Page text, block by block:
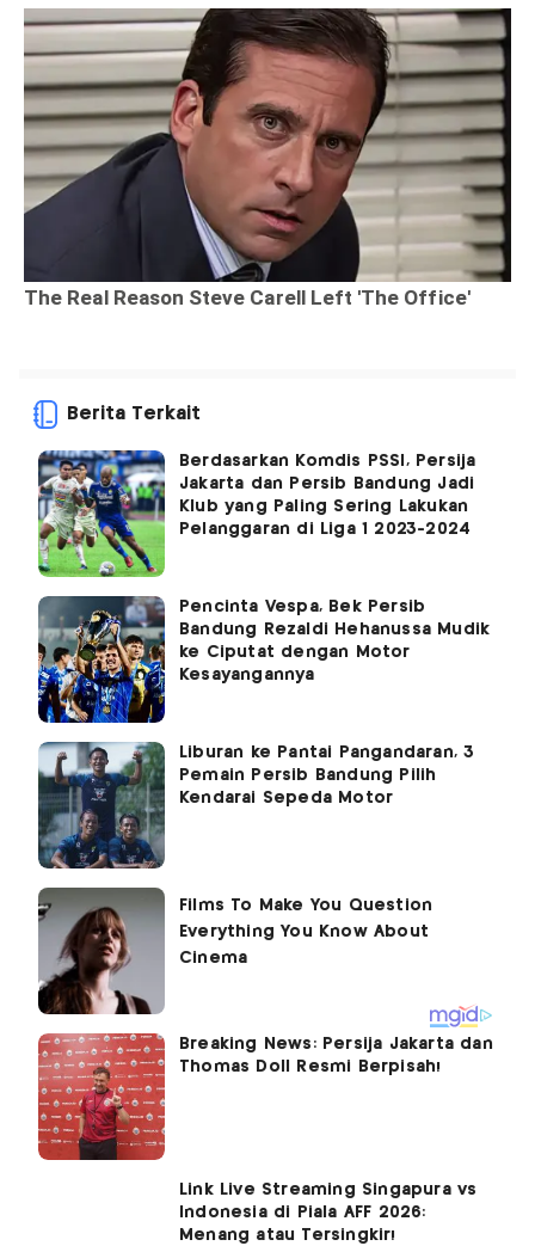
Berita Terkait
Berdasarkan Komdis PSSI, Persija
Jakarta dan Persib Bandung Jadi
Klub yang Paling Sering Lakukan
Pelanggaran di Liga 1 2023-2024
Pencinta Vespa, Bek Persib
Bandung Rezaldi Hehanussa Mudik
ke Ciputat dengan Motor
Kesayangannya
Liburan ke Pantai Pangandaran, 3
Pemain Persib Bandung Pilih
Kendarai Sepeda Motor
Breaking News: Persija Jakarta dan
Thomas Doll Resmi Berpisah!
Link Live Streaming Singapura vs
Indonesia di Piala AFF 2026:
Menang atau Tersingkir!